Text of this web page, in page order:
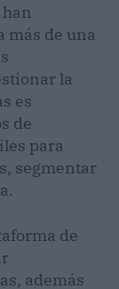
más de una
la
es
de
para
segmentar
de
además